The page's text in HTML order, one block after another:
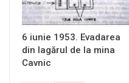
6 iunie 1953. Evadarea
din lagărul de la mina
Cavnic